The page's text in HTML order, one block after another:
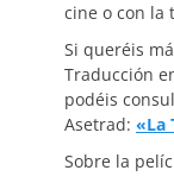
cine o con la
Si queréis
Traducción
podéis
Asetrad: «La
Sobre la